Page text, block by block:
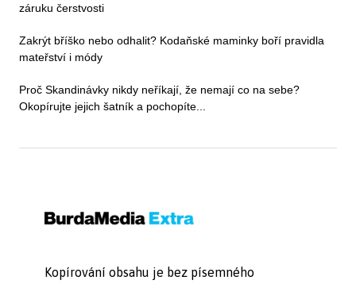
záruku čerstvosti
Zakrýt bříško nebo odhalit? Kodaňské maminky boří pravidla
mateřství i módy
Proč Skandinávky nikdy neříkají, že nemají co na sebe?
Okopírujte jejich šatník a pochopíte...
Kopírování obsahu je bez písemného